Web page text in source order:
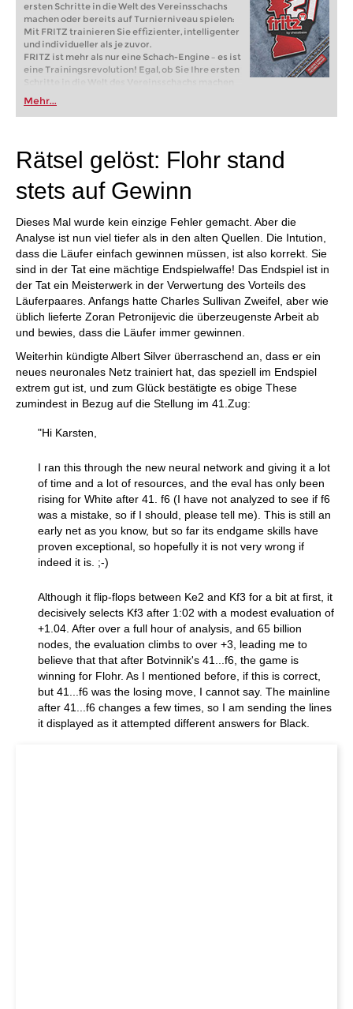
ersten Schritte in die Welt des Vereinsschachs
machen oder bereits auf Turnierniveau spielen:
Mit FRITZ trainieren Sie effizienter, intelligenter
und individueller als je zuvor.
FRITZ ist mehr als nur eine Schach-Engine – es ist
eine Trainingsrevolution! Egal, ob Sie Ihre ersten
Schritte in die Welt des Vereinsschachs machen
oder bereits auf Turnierniveau spielen: Mit
FRITZ trainieren Sie effizienter, intelligenter und
individueller als je zuvor.
Mehr...
Rätsel gelöst: Flohr stand
stets auf Gewinn
Dieses Mal wurde kein einzige Fehler gemacht. Aber die
Analyse ist nun viel tiefer als in den alten Quellen. Die Intution,
dass die Läufer einfach gewinnen müssen, ist also korrekt. Sie
sind in der Tat eine mächtige Endspielwaffe! Das Endspiel ist in
der Tat ein Meisterwerk in der Verwertung des Vorteils des
Läuferpaares. Anfangs hatte Charles Sullivan Zweifel, aber wie
üblich lieferte Zoran Petronijevic die überzeugenste Arbeit ab
und bewies, dass die Läufer immer gewinnen.
Weiterhin kündigte Albert Silver überraschend an, dass er ein
neues neuronales Netz trainiert hat, das speziell im Endspiel
extrem gut ist, und zum Glück bestätigte es obige These
zumindest in Bezug auf die Stellung im 41.Zug:
"Hi Karsten,
I ran this through the new neural network and giving it a lot
of time and a lot of resources, and the eval has only been
rising for White after 41. f6 (I have not analyzed to see if f6
was a mistake, so if I should, please tell me). This is still an
early net as you know, but so far its endgame skills have
proven exceptional, so hopefully it is not very wrong if
indeed it is. ;-)
Although it flip-flops between Ke2 and Kf3 for a bit at first, it
decisively selects Kf3 after 1:02 with a modest evaluation of
+1.04. After over a full hour of analysis, and 65 billion
nodes, the evaluation climbs to over +3, leading me to
believe that that after Botvinnik's 41...f6, the game is
winning for Flohr. As I mentioned before, if this is correct,
but 41...f6 was the losing move, I cannot say. The mainline
after 41...f6 changes a few times, so I am sending the lines
it displayed as it attempted different answers for Black.